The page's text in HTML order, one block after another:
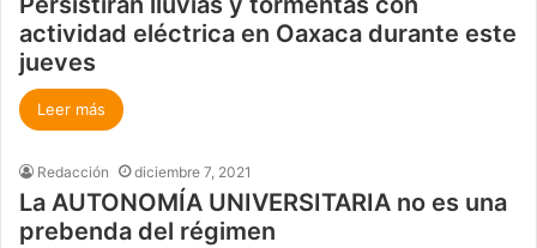
actividad eléctrica en Oaxaca durante este
jueves
Leer más
Redacción diciembre 7, 2021
La AUTONOMÍA UNIVERSITARIA no es una
prebenda del régimen